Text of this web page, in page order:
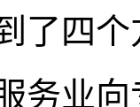
四个
业向